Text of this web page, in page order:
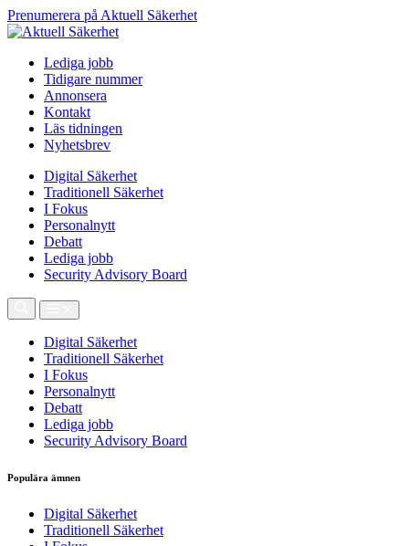
Prenumerera på Aktuell Säkerhet
Lediga jobb
Tidigare nummer
Annonsera
Kontakt
Läs tidningen
Nyhetsbrev
Digital Säkerhet
Traditionell Säkerhet
I Fokus
Personalnytt
Debatt
Lediga jobb
Security Advisory Board
Digital Säkerhet
Traditionell Säkerhet
I Fokus
Personalnytt
Debatt
Lediga jobb
Security Advisory Board
Populära ämnen
Digital Säkerhet
Traditionell Säkerhet